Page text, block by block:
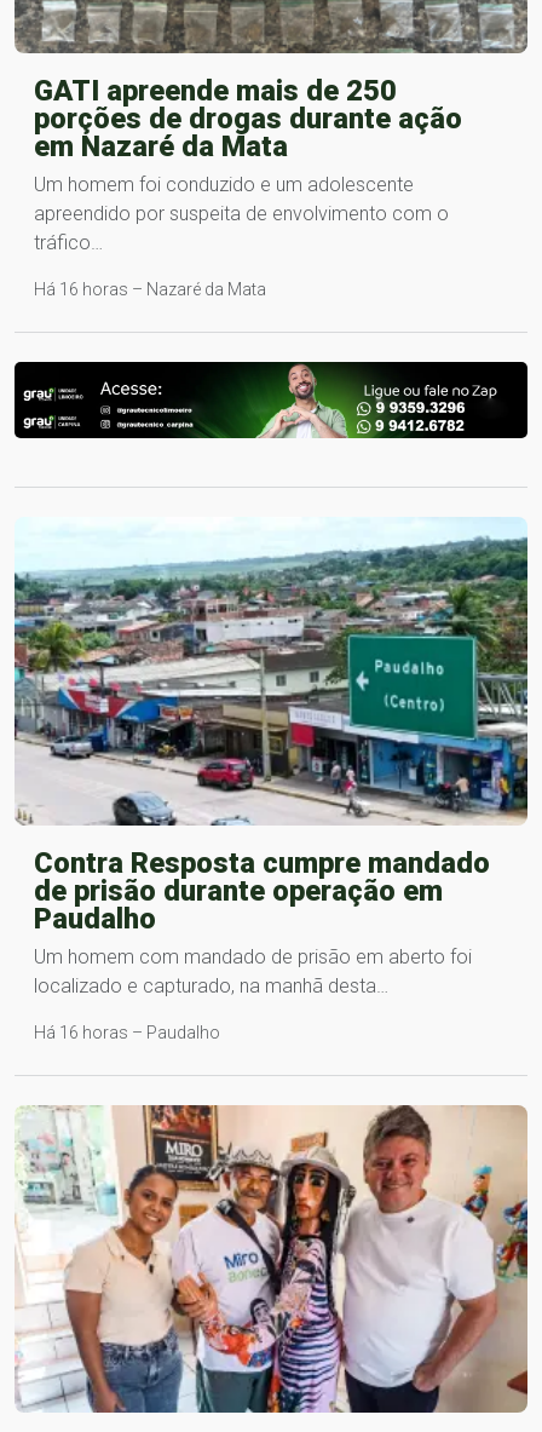
GATI apreende mais de 250
porções de drogas durante ação
em Nazaré da Mata
Um homem foi conduzido e um adolescente
apreendido por suspeita de envolvimento com o
tráfico…
Há 16 horas – Nazaré da Mata
Contra Resposta cumpre mandado
de prisão durante operação em
Paudalho
Um homem com mandado de prisão em aberto foi
localizado e capturado, na manhã desta…
Há 16 horas – Paudalho